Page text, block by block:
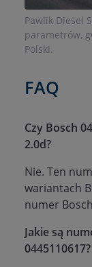
Pawlik Diesel
parametrów,
Polski.
FAQ
Czy Bosch
2.0d?
Nie. Ten
wariantach
numer
Jakie są
0445110617?